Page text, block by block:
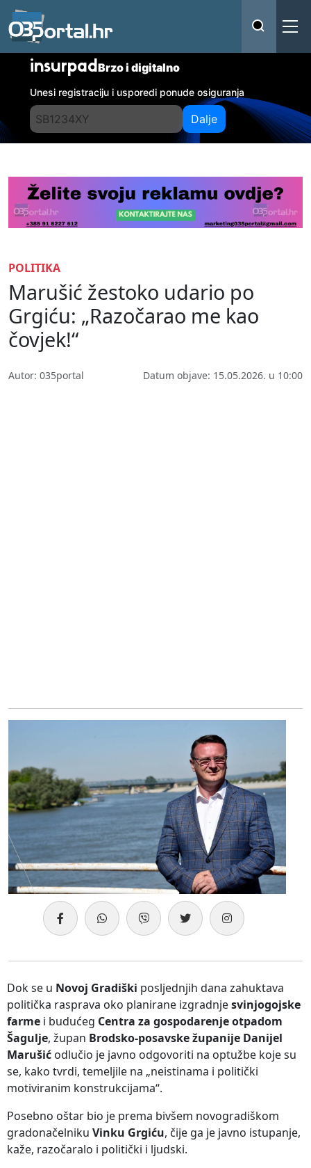
insurpadBrzo i digitalno
Unesi registraciju i usporedi ponude osiguranja
Dalje
POLITIKA
Marušić žestoko udario po
Grgiću: „Razočarao me kao
čovjek!“
Autor: 035portal Datum objave: 15.05.2026. u 10:00
Dok se u Novoj Gradiški posljednjih dana zahuktava
politička rasprava oko planirane izgradnjesvinjogojske
farme i budućeg Centra za gospodarenje otpadom
Šagulje, župan Brodsko-posavske županije Danijel
Marušić odlučio je javno odgovoriti na optužbe koje su
se, kako tvrdi, temeljile na „neistinama i politički
motiviranim konstrukcijama“.
Posebno oštar bio je prema bivšem novogradiškom
gradonačelniku Vinku Grgiću, čije ga je javno istupanje,
kaže, razočaralo i politički i ljudski.